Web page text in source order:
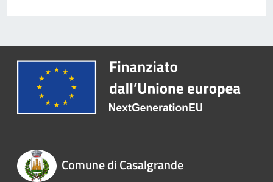
Comune di Casalgrande